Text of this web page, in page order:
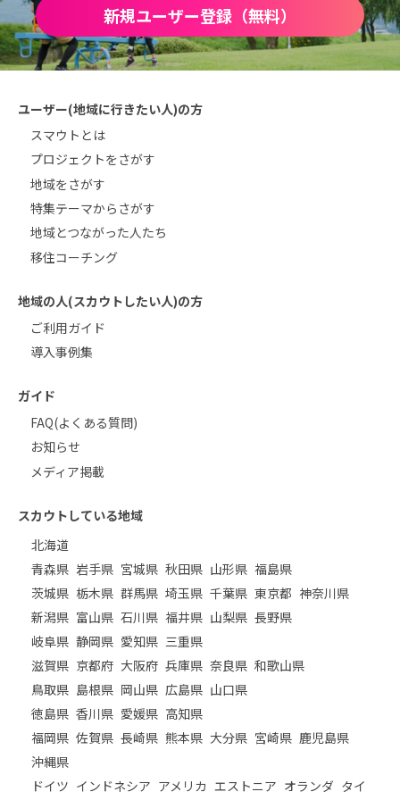
新規ユーザー登録（無料）
ユーザー(地域に行きたい人)の方
スマウトとは
プロジェクトをさがす
地域をさがす
特集テーマからさがす
地域とつながった人たち
移住コーチング
地域の人(スカウトしたい人)の方
ご利用ガイド
導入事例集
ガイド
FAQ(よくある質問)
お知らせ
メディア掲載
スカウトしている地域
北海道
青森県 岩手県 宮城県 秋田県 山形県 福島県
茨城県 栃木県 群馬県 埼玉県 千葉県 東京都 神奈川県
新潟県 富山県 石川県 福井県 山梨県 長野県
岐阜県 静岡県 愛知県 三重県
滋賀県 京都府 大阪府 兵庫県 奈良県 和歌山県
鳥取県 島根県 岡山県 広島県 山口県
徳島県 香川県 愛媛県 高知県
福岡県 佐賀県 長崎県 熊本県 大分県 宮崎県 鹿児島県
沖縄県
ドイツ インドネシア アメリカ エストニア オランダ タイ